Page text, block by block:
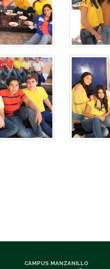
CAMPUS MANZANILLO